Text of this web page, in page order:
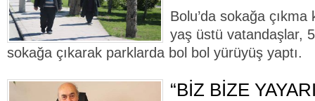
Bolu’da sokağa çıkma
yaş üstü vatandaşlar,
sokağa çıkarak parklarda bol bol yürüyüş yaptı.
“BİZ BİZE